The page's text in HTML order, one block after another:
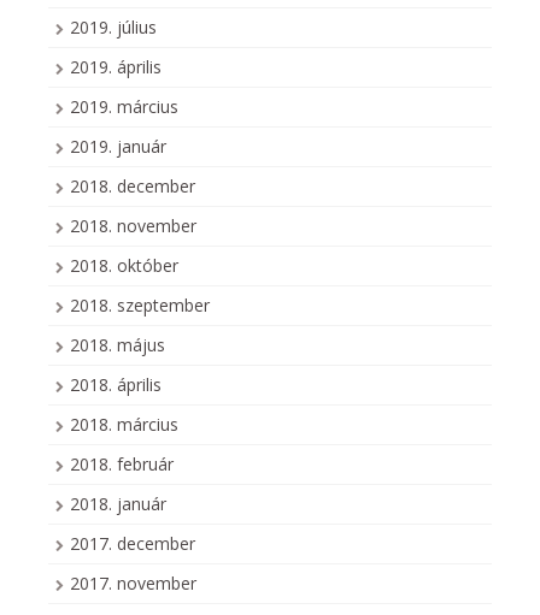
2019. július
2019. április
2019. március
2019. január
2018. december
2018. november
2018. október
2018. szeptember
2018. május
2018. április
2018. március
2018. február
2018. január
2017. december
2017. november